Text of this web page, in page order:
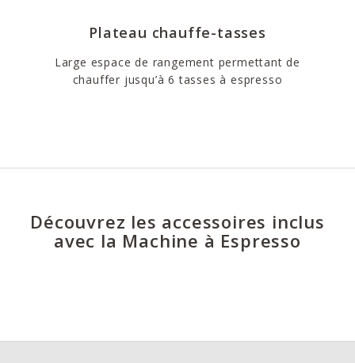
Plateau chauffe-tasses
Large espace de rangement permettant de
chauffer jusqu’à 6 tasses à espresso
Découvrez les accessoires inclus
avec la Machine à Espresso